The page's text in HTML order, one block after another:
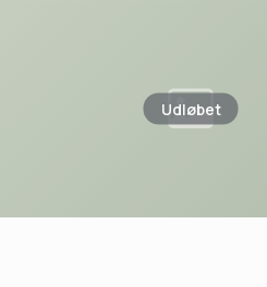
Udløbet